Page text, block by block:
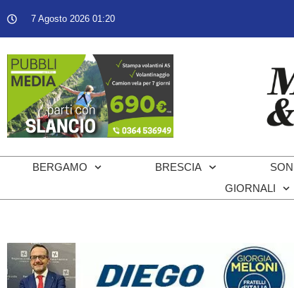
7 Agosto 2026 01:20
BERGAMO BRESCIA
GIORNALI